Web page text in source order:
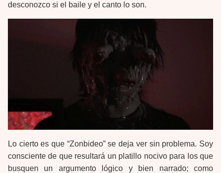
desconozco si el baile y el canto lo son.
Lo cierto es que “Zonbideo” se deja ver sin problema. Soy
consciente de que resultará un platillo nocivo para los que
busquen un argumento lógico y bien narrado; como